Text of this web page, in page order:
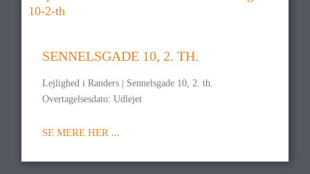
SENNELSGADE 10, 2. TH.
Lejlighed i Randers | Sennelsgade 10, 2. th.
Overtagelsesdato: Udlejet
SE MERE HER ...